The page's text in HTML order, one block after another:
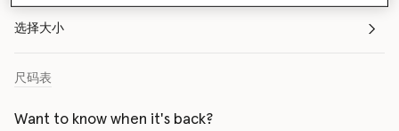
选择大小
尺码表
Want to know when it's back?